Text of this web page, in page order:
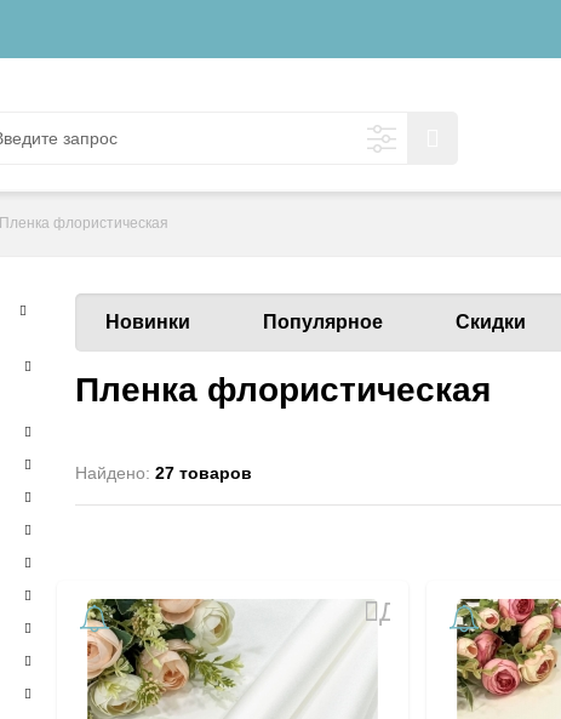
Пленка флористическая
Новинки Популярное Скидки
Пленка флористическая
Найдено: 27 товаров
Добавить
избранное